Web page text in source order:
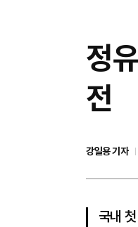
정
전
강일용 기자
국내